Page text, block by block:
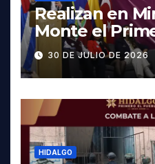
Realizan en
Monte el
contra la
30 DE JULIO DE 2026
HIDALGO